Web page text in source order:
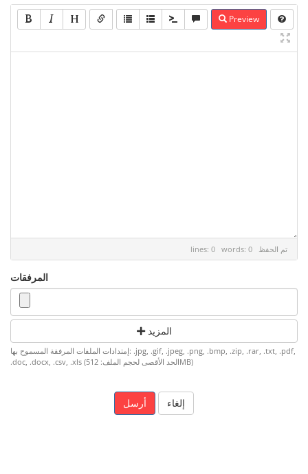
Preview
lines: 0 words: 0 تم الحفظ
المرفقات
المزيد
إمتدادات الملفات المرفقة المسموح بها: .jpg, .gif, .jpeg, .png, .bmp, .zip, .rar, .txt, .pdf,
.doc, .docx, .csv, .xls (الحد الأقصى لحجم الملف: 512MB)
إلغاء